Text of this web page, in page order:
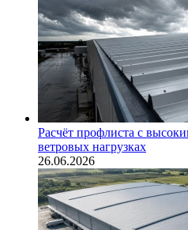
Расчёт профлиста с
ветровых нагрузках
26.06.2026